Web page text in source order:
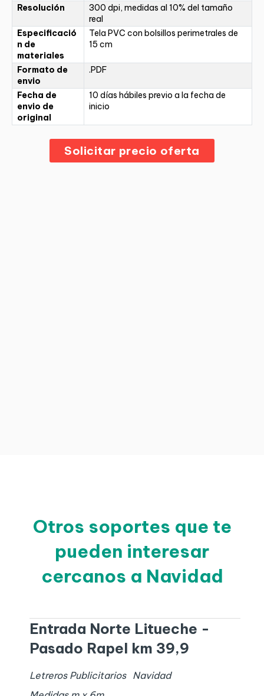
Resolución
300 dpi, medidas al 10% del tamaño
real
Especificació
n de
materiales
Tela PVC con bolsillos perimetrales de
15 cm
Formato de
envio
.PDF
Fecha de
envio de
original
10 días hábiles previo a la fecha de
inicio
Solicitar precio oferta
Otros soportes que te
pueden interesar
cercanos a Navidad
Entrada Norte Litueche -
Pasado Rapel km 39,9
Letreros Publicitarios
Navidad